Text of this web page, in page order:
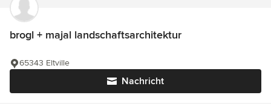
brogl + majal landschaftsarchitektur
Nachricht
65343 Eltville